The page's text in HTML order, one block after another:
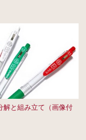
解と組み立て（画像付